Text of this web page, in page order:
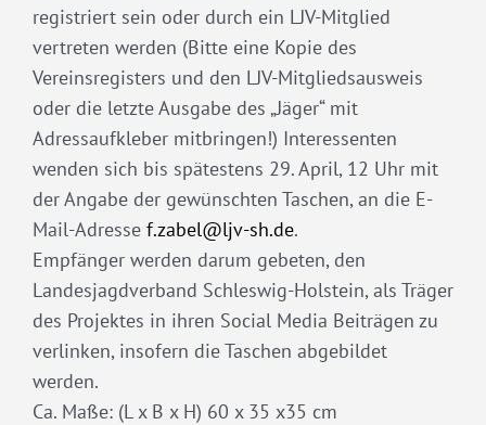
registriert sein oder durch ein LJV-Mitglied
vertreten werden (Bitte eine Kopie des
Vereinsregisters und den LJV-Mitgliedsausweis
oder die letzte Ausgabe des „Jäger“ mit
Adressaufkleber mitbringen!) Interessenten
wenden sich bis spätestens 29. April, 12 Uhr mit
der Angabe der gewünschten Taschen, an die E-
Mail-Adresse f.zabel@ljv-sh.de.
Empfänger werden darum gebeten, den
Landesjagdverband Schleswig-Holstein, als Träger
des Projektes in ihren Social Media Beiträgen zu
verlinken, insofern die Taschen abgebildet
werden.
Ca. Maße: (L x B x H) 60 x 35 x35 cm